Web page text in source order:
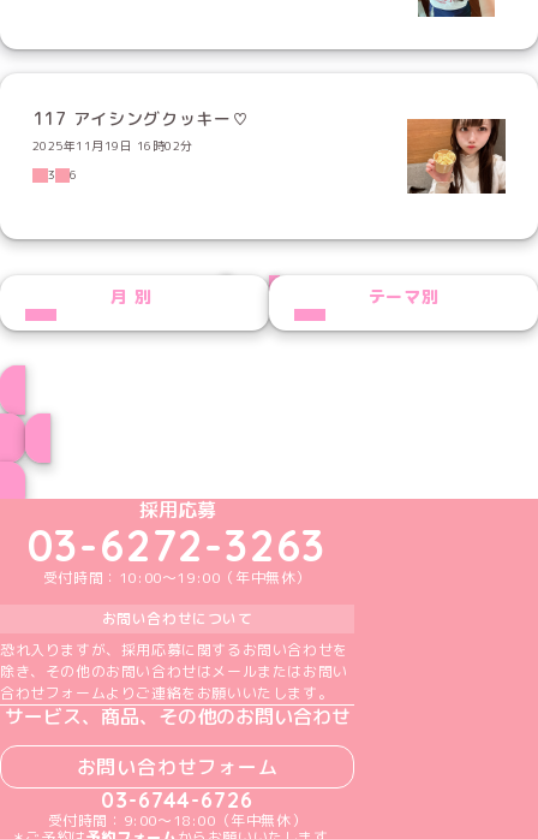
117 アイシングクッキー♡
2025年11月19日 16時02分
3
6
PREVNEXT
月別 テーマ別
めいどりーみんTikTok公式アカウント
めいどりーみんX公式アカウント
めいどりーみんInstagram公式アカウント
めいどりーみんFacebook公式アカウン
めいどりーみんYouTube公式アカ
採用応募
03-6272-3263
受付時間：10:00～19:00（年中無休）
お問い合わせについて
恐れ入りますが、採用応募に関するお問い合わせを
除き、その他のお問い合わせはメールまたはお問い
合わせフォームよりご連絡をお願いいたします。
サービス、商品、その他のお問い合わせ
お問い合わせフォーム
03-6744-6726
受付時間：9:00～18:00（年中無休）